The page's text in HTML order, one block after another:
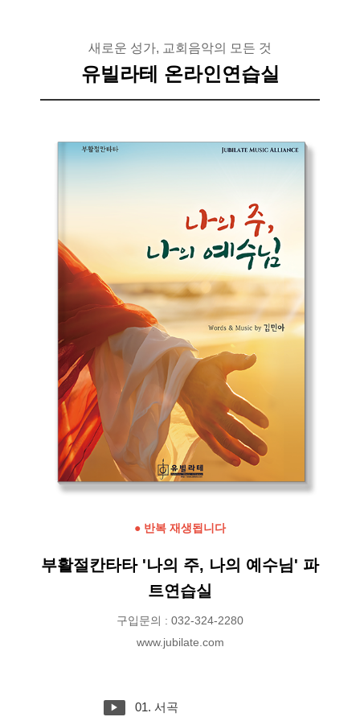
새로운 성가, 교회음악의 모든 것
유빌라테 온라인연습실
● 반복 재생됩니다
부활절칸타타 '나의 주, 나의 예수님' 파
트연습실
구입문의 : 032-324-2280
www.jubilate.com
▶ 01. 서곡